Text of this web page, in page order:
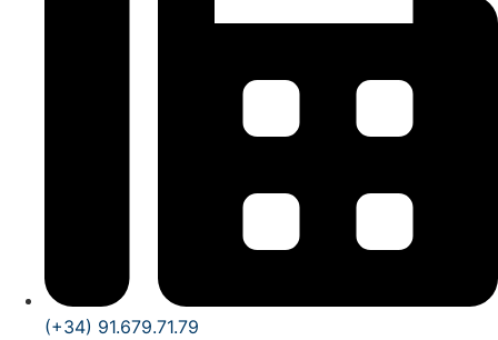
(+34) 91.679.71.79